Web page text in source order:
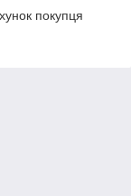
покупця